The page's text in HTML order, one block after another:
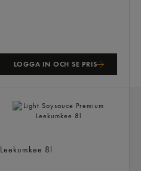
LOGGA IN OCH SE PRIS
Leekumkee 8l